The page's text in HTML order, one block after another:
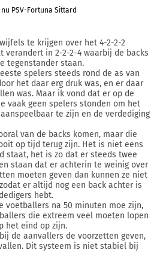
PSV-Fortuna Sittard
te krijgen over het 4-2-2-2
verandert in 2-2-2-4 waarbij de backs
tegenstander staan.
spelers steeds rond de as van
het daar erg druk was, en er daar
was. Maar ik vond dat er op de
vaak geen spelers stonden om het
te zijn en de verdediging
van de backs komen, maar die
op tijd terug zijn. Het is niet eens
staat, het is zo dat er steeds twee
staan dat er achterin te weinig over
moeten geven dan kunnen ze niet
er altijd nog een back achter is
hebt.
voetballers na 50 minuten moe zijn,
die extreem veel moeten lopen
het eind op zijn.
de aanvallers de voorzetten geven,
Dit systeem is niet stabiel bij